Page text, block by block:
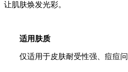
让肌肤焕发光彩。
适用肤质
仅适用于皮肤耐受性强、痘痘问